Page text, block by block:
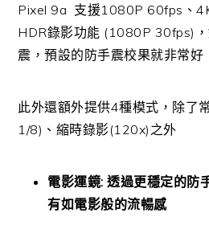
Pixel 9a 支援1080P 60fps、
HDR錄影功能 (1080P 30fps)
震，預設的防手震校果就非常好
此外還額外提供4種模式，除了
1/8)、縮時錄影(120x)之外
電影運鏡: 透過更穩定的防
有如電影般的流暢感